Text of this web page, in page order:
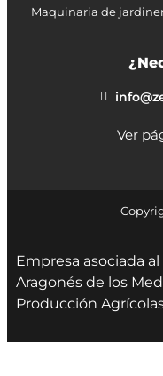
Maquinaria de
Ver
Empresa asociada
Aragonés de los
Producción